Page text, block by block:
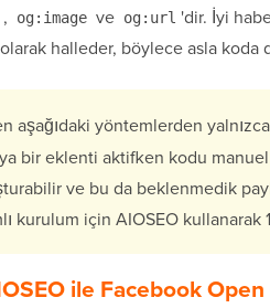
, og:image ve og:url 'dir. İyi
halleder, böylece asla koda
aşağıdaki yöntemlerden yalnızca
bir eklenti aktifken kodu
ve bu da beklenmedik
kurulum için AIOSEO kullanarak
ile Facebook